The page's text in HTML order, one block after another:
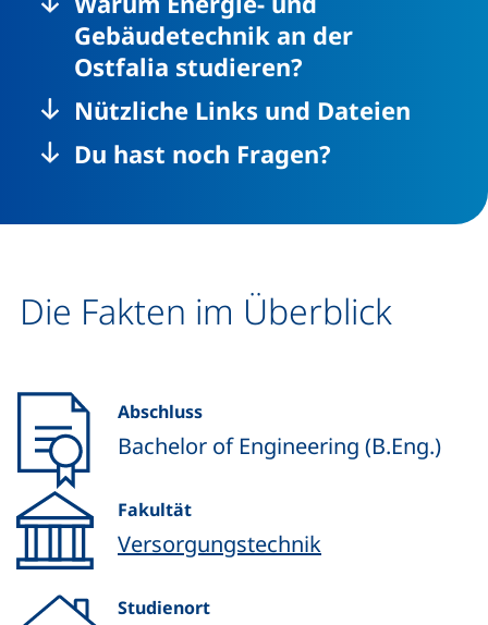
Gebäudetechnik an der
Ostfalia studieren?
Nützliche Links und Dateien
Du hast noch Fragen?
Die Fakten im Überblick
Abschluss
Bachelor of Engineering (B.Eng.)
Fakultät
Versorgungstechnik
Studienort